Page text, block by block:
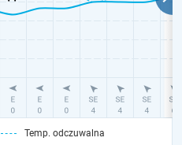
Temp. odczuwalna